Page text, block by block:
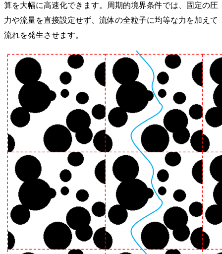
算を大幅に高速化できます。周期的境界条件では、固定の圧
力や流量を直接設定せず、流体の全粒子に均等な力を加えて
流れを発生させます。